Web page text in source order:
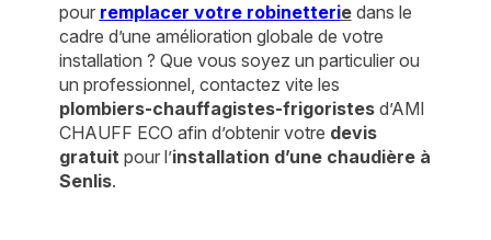
pour remplacer votre robinetteriedans le
cadre d’une amélioration globale de votre
installation ? Que vous soyez un particulier ou
un professionnel, contactez vite les
plombiers-chauffagistes-frigoristesd’AMI
CHAUFF ECO afin d’obtenir votre devis
gratuit pour l’installation d’une chaudière à
Senlis.